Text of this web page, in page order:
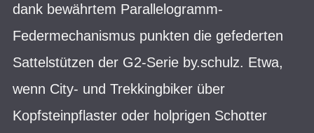
dank bewährtem Parallelogramm-
Federmechanismus punkten die gefederten
Sattelstützen der G2-Serie by.schulz. Etwa,
wenn City- und Trekkingbiker über
Kopfsteinpflaster oder holprigen Schotter